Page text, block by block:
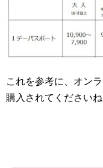
これを参考に、オン
購入されてくださいね